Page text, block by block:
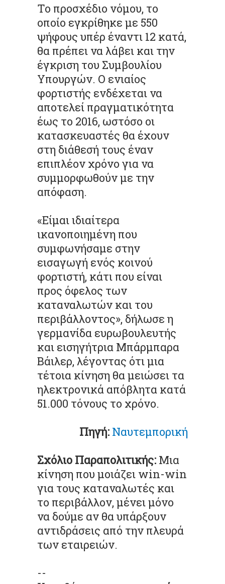
Το προσχέδιο νόμου, το
οποίο εγκρίθηκε με 550
ψήφους υπέρ έναντι 12 κατά,
θα πρέπει να λάβει και την
έγκριση του Συμβουλίου
Υπουργών. Ο ενιαίος
φορτιστής ενδέχεται να
αποτελεί πραγματικότητα
έως το 2016, ωστόσο οι
κατασκευαστές θα έχουν
στη διάθεσή τους έναν
επιπλέον χρόνο για να
συμμορφωθούν με την
απόφαση.
«Είμαι ιδιαίτερα
ικανοποιημένη που
συμφωνήσαμε στην
εισαγωγή ενός κοινού
φορτιστή, κάτι που είναι
προς όφελος των
καταναλωτών και του
περιβάλλοντος», δήλωσε η
γερμανίδα ευρωβουλευτής
και εισηγήτρια Μπάρμπαρα
Βάιλερ, λέγοντας ότι μια
τέτοια κίνηση θα μειώσει τα
ηλεκτρονικά απόβλητα κατά
51.000 τόνους το χρόνο.
Πηγή: Ναυτεμπορική
Σχόλιο Παραπολιτικής: Μια
κίνηση που μοιάζει win-win
για τους καταναλωτές και
το περιβάλλον, μένει μόνο
να δούμε αν θα υπάρξουν
αντιδράσεις από την πλευρά
των εταιρειών.
--